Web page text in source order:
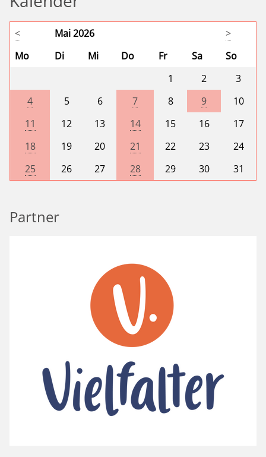
< Mai 2026
>
Mo
Di Mi Do Fr Sa
So
1
2
3
4
5 6 7 8 9
10
11
12 13 14 15 16
17
18
19 20 21 22 23
24
25
26 27 28 29 30 31
Partner